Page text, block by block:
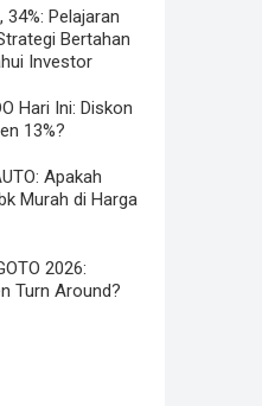
34%: Pelajaran
Bertahan
Investor
Hari Ini: Diskon
13%?
Apakah
Murah di Harga
2026:
Turn Around?